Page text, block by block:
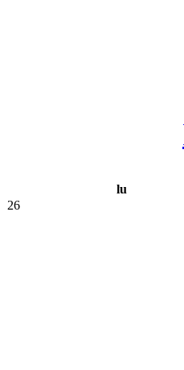
lu
26